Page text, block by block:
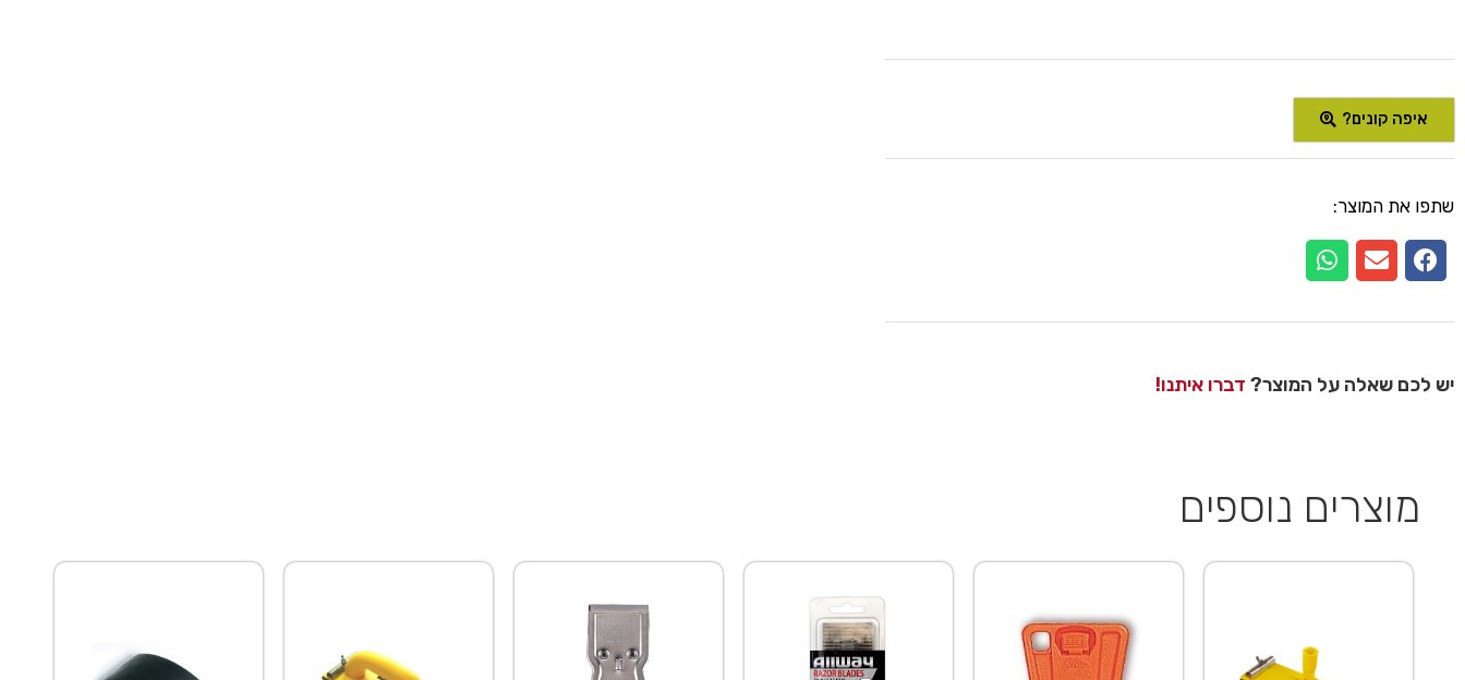
איפה קונים?
שתפו את המוצר:
יש לכם שאלה על המוצר? דברו איתנו!
מוצרים נוספים